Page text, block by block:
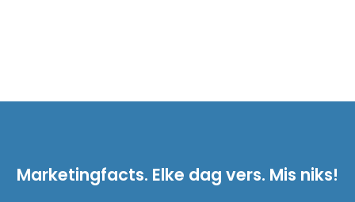
Marketingfacts. Elke dag vers. Mis niks!